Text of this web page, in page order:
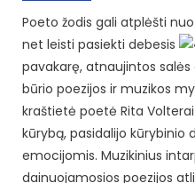
Poeto žodis gali atplėšti
net leisti pasiekti debesis
pavakarę, atnaujintos
būrio poezijos ir muzikos
kraštietė poetė Rita
kūrybą, pasidalijo kūrybinio
emocijomis. Muzikinius
dainuojamosios poezijos